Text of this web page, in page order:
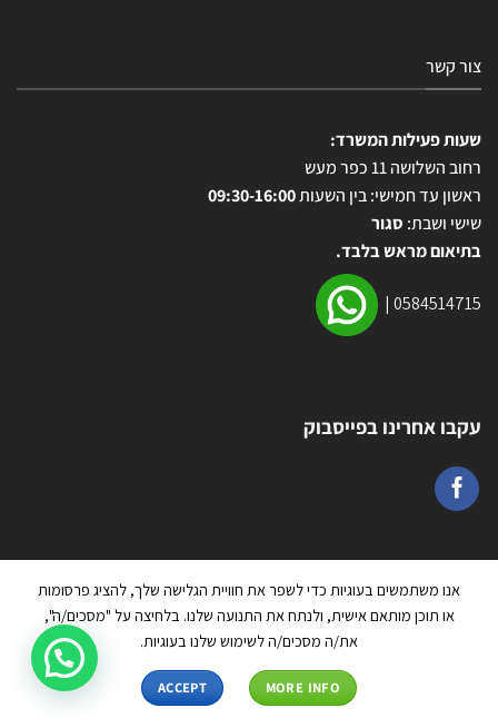
צור קשר
שעות פעילות המשרד:
רחוב השלושה 11 כפר מעש
ראשון עד חמישי: בין השעות09:30-16:00
שישי ושבת: סגור
בתיאום מראש בלבד.
0584514715
|
עקבו אחרינו בפייסבוק
טרמפולינה יבוא ושיווק בע״מ
| מנוהל על ידי
WEmanage - ניהול אתרים
אנו משתמשים בעוגיות כדי לשפר את חוויית הגלישה שלך, להציג פרסומות
או תוכן מותאם אישית, ולנתח את התנועה שלנו. בלחיצה על "מסכים/ה",
את/ה מסכים/ה לשימוש שלנו בעוגיות.
MORE INFO
ACCEPT